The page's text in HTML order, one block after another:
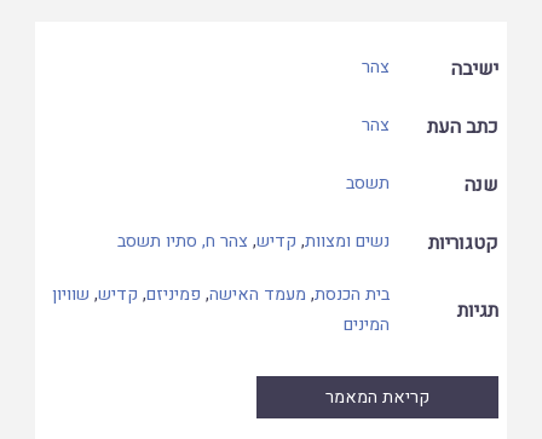
ישיבה צהר
כתב העת צהר
שנה תשסב
קטגוריות נשים ומצוות, קדיש, צהר ח, סתיו תשסב
תגיות
בית הכנסת, מעמד האישה, פמיניזם, קדיש, שוויון
המינים
קריאת המאמר